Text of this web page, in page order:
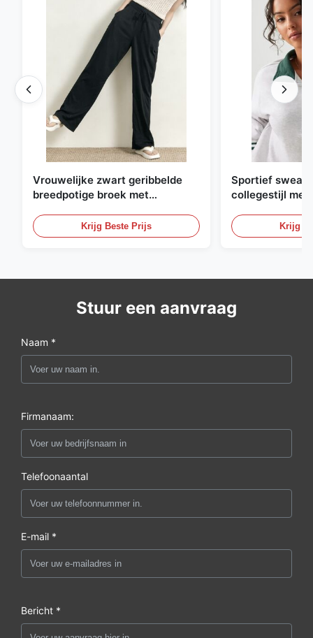
Vrouwelijke zwart geribbelde
breedpotige broek met
Krijg Beste Prijs
Sportief
collegestijl met
Krijg
Stuur een aanvraag
Naam *
Firmanaam:
Telefoonaantal
E-mail *
Bericht *